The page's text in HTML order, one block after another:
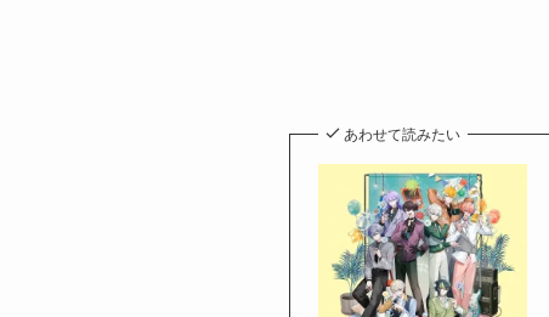
あわせて読みたい